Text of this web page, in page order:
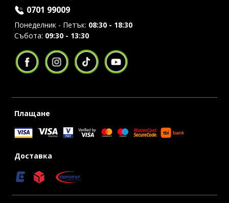
0701 99009
Понеделник - Петък: 08:30 - 18:30
Събота: 09:30 - 13:30
Плащане
Доставка